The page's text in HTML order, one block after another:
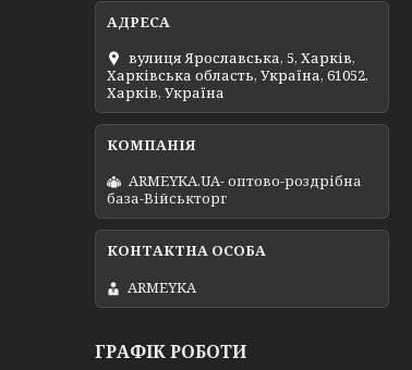
вулиця Ярославська, 5, Харків,
Харківська область, Україна, 61052,
Харків, Україна
ARMEYKA.UA- оптово-роздрібна
база-Військторг
ARMEYKA
ГРАФІК РОБОТИ